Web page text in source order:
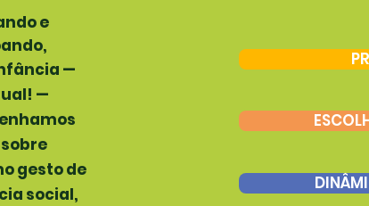
e
—
—
gesto de
social,